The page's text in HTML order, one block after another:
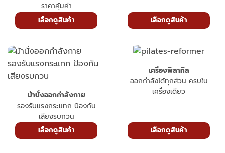
เครื่องเดินวงรี
รวมอุปกรณ์เล่นเวทครบชุด
ราคาคุ้มค่า
All-in-one
ม้านั่งออกกำลังกาย
รองรับแรงกระแทก ป้องกัน
เสียงรบกวน
เครื่องพิลาทิส